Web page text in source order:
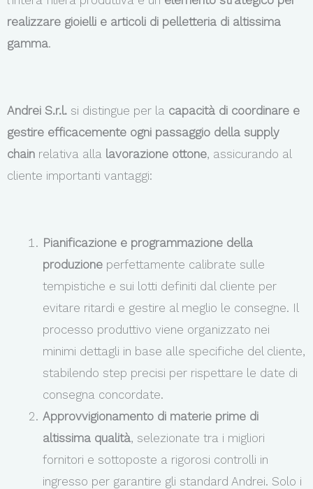
realizzare gioielli e articoli di pelletteria di altissima
gamma.
Andrei S.r.l. si distingue per la capacità di coordinare e
gestire efficacemente ogni passaggio della supply
chain relativa alla lavorazione ottone, assicurando al
cliente importanti vantaggi:
Pianificazione e programmazione della
produzione perfettamente calibrate sulle
tempistiche e sui lotti definiti dal cliente per
evitare ritardi e gestire al meglio le consegne. Il
processo produttivo viene organizzato nei
minimi dettagli in base alle specifiche del cliente,
stabilendo step precisi per rispettare le date di
consegna concordate.
Approvvigionamento di materie prime di
altissima qualità, selezionate tra i migliori
fornitori e sottoposte a rigorosi controlli in
ingresso per garantire gli standard Andrei. Solo i